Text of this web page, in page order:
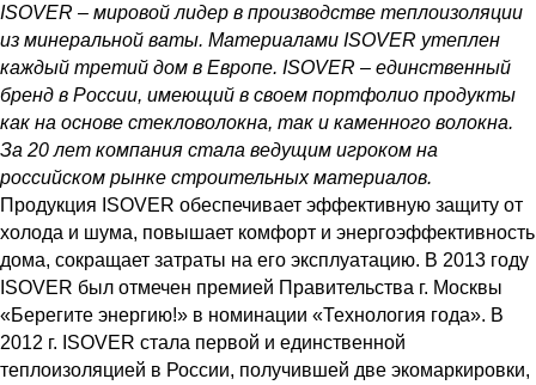
ISOVER – мировой лидер в производстве теплоизоляции
из минеральной ваты. Материалами ISOVER утеплен
каждый третий дом в Европе. ISOVER – единственный
бренд в России, имеющий в своем портфолио продукты
как на основе стекловолокна, так и каменного волокна.
За 20 лет компания стала ведущим игроком на
российском рынке строительных материалов.
Продукция ISOVER обеспечивает эффективную защиту от
холода и шума, повышает комфорт и энергоэффективность
дома, сокращает затраты на его эксплуатацию. В 2013 году
ISOVER был отмечен премией Правительства г. Москвы
«Берегите энергию!» в номинации «Технология года». В
2012 г. ISOVER стала первой и единственной
теплоизоляцией в России, получившей две экомаркировки,